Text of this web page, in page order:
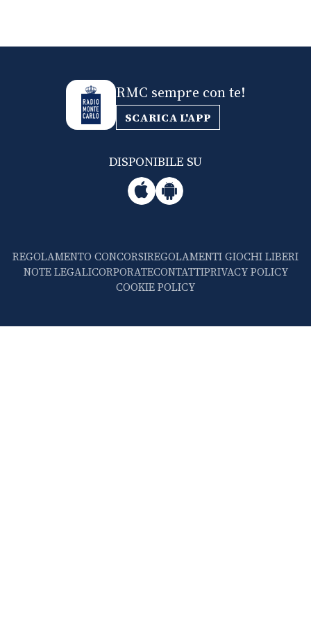
RMC sempre con te!
SCARICA L'APP
DISPONIBILE SU
REGOLAMENTO CONCORSIREGOLAMENTI GIOCHI LIBERI
NOTE LEGALICORPORATECONTATTIPRIVACY POLICY
COOKIE POLICY